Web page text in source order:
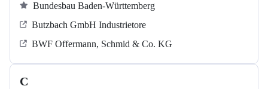
Bundesbau Baden-Württemberg
Butzbach GmbH Industrietore
BWF Offermann, Schmid & Co. KG
C